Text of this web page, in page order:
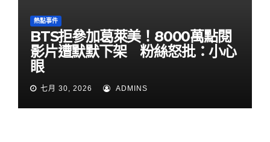
熱點事件
BTS拒參加葛萊美！8000萬點閱
影片遭默默下架 粉絲怒批：小心
眼
七月 30, 2026 ADMINS